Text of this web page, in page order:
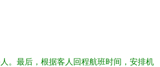
。最后，根据客人回程航班时间，安排机